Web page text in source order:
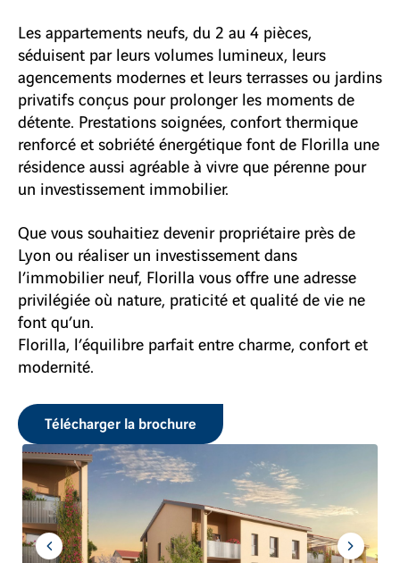
Les appartements neufs, du 2 au 4 pièces,
séduisent par leurs volumes lumineux, leurs
agencements modernes et leurs terrasses ou jardins
privatifs conçus pour prolonger les moments de
détente. Prestations soignées, confort thermique
renforcé et sobriété énergétique font de Florilla une
résidence aussi agréable à vivre que pérenne pour
un investissement immobilier.
Que vous souhaitiez devenir propriétaire près de
Lyon ou réaliser un investissement dans
l’immobilier neuf, Florilla vous offre une adresse
privilégiée où nature, praticité et qualité de vie ne
font qu’un.
Florilla, l’équilibre parfait entre charme, confort et
modernité.
Télécharger la brochure
Aller
Aller